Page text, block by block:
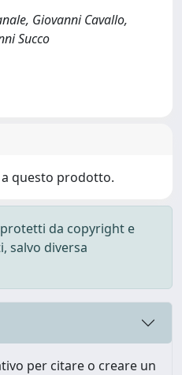
Giovanni Cavallo,
Succo
questo prodotto.
da copyright e
salvo diversa
per citare o creare un